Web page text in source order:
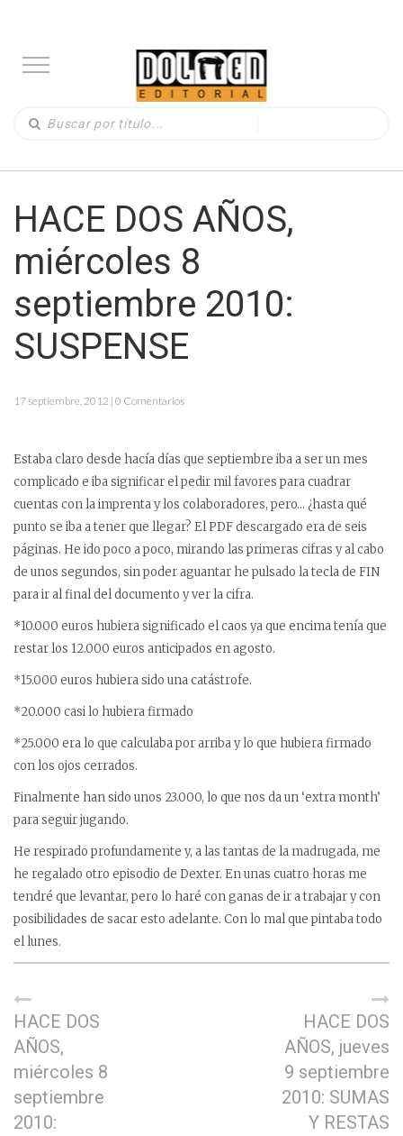
HACE DOS AÑOS,
miércoles 8
septiembre 2010:
SUSPENSE
17 septiembre, 2012 | 0 Comentarios
Estaba claro desde hacía días que septiembre iba a ser un mes
complicado e iba significar el pedir mil favores para cuadrar
cuentas con la imprenta y los colaboradores, pero… ¿hasta qué
punto se iba a tener que llegar? El PDF descargado era de seis
páginas. He ido poco a poco, mirando las primeras cifras y al cabo
de unos segundos, sin poder aguantar he pulsado la tecla de FIN
para ir al final del documento y ver la cifra.
*10.000 euros hubiera significado el caos ya que encima tenía que
restar los 12.000 euros anticipados en agosto.
*15.000 euros hubiera sido una catástrofe.
*20.000 casi lo hubiera firmado
*25.000 era lo que calculaba por arriba y lo que hubiera firmado
con los ojos cerrados.
Finalmente han sido unos 23.000, lo que nos da un ‘extra month’
para seguir jugando.
He respirado profundamente y, a las tantas de la madrugada, me
he regalado otro episodio de Dexter. En unas cuatro horas me
tendré que levantar, pero lo haré con ganas de ir a trabajar y con
posibilidades de sacar esto adelante. Con lo mal que pintaba todo
el lunes.
HACE DOS
AÑOS,
miércoles 8
septiembre
2010:
HACE DOS
AÑOS, jueves
9 septiembre
2010: SUMAS
Y RESTAS